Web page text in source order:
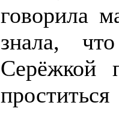
говорила
знала,
Серёжкой